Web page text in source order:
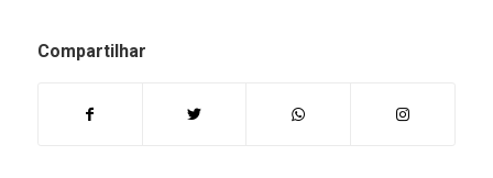
Compartilhar